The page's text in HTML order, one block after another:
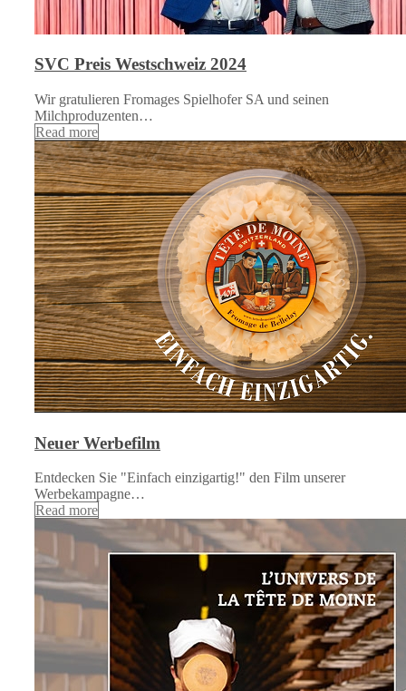
SVC Preis Westschweiz 2024
Wir gratulieren Fromages Spielhofer SA und seinen
Milchproduzenten…
Read more
Neuer Werbefilm
Entdecken Sie "Einfach einzigartig!" den Film unserer
Werbekampagne…
Read more